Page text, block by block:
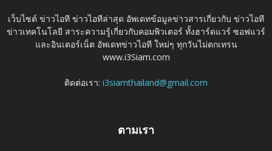
เว็บไซต์ ข่าวไอที ข่าวไอทีล่าสุด อัพเดทข้อมูลข่าวสารเกี่ยวกับ ข่าวไอที
ข่าวเทคโนโลยี สาระความรู้เกี่ยวกับคอมพิวเตอร์ ทั้งฮาร์ดแวร์ ซอฟแวร์
และอินเตอร์เน็ต อัพเดทข่าวไอที ใหม่ๆ ทุกวันไม่ตกเทรน
www.i3Siam.com
ติดต่อเรา: i3siamthailand@gmail.com
ตามเรา